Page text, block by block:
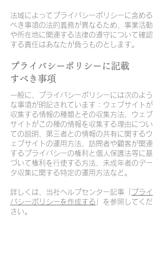
法域によってプライバシーポリシーに含める
べき事項の法的義務が異なるため、事業活動
や所在地に関連する法律の遵守について確認
する責任はあなたが負うものとします。
プライバシーポリシーに記載
すべき事項
一般に、プライバシーポリシーには次のよう
な事項が明記されています：ウェブサイトが
収集する情報の種類とその収集方法、ウェブ
サイトがこの種の情報を収集する理由につい
ての説明、第三者との情報の共有に関するウ
ェブサイトの運用方法、訪問者や顧客が関連
するプライバシーの権利と個人保護法等に基
づいて権利を行使する方法、未成年者のデー
タ収集に関する特定の運用方法など。
詳しくは、当社ヘルプセンター記事「 プライ
バシーポリシーを作成する 」を参照してくだ
さい。